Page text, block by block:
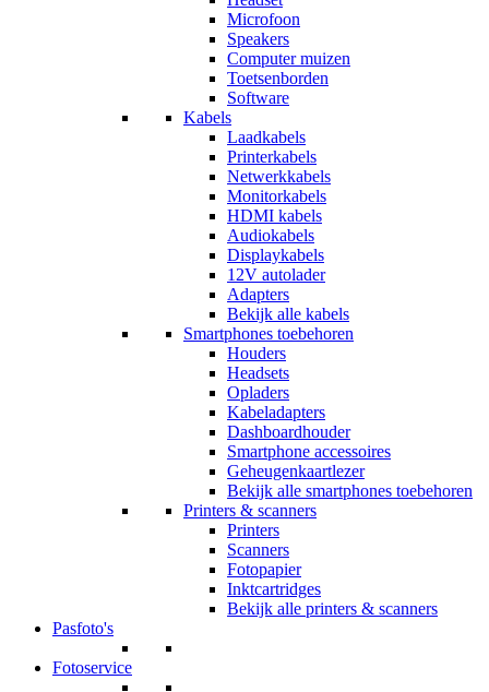
Microfoon
Speakers
Computer muizen
Toetsenborden
Software
Kabels
Laadkabels
Printerkabels
Netwerkkabels
Monitorkabels
HDMI kabels
Audiokabels
Displaykabels
12V autolader
Adapters
Bekijk alle kabels
Smartphones toebehoren
Houders
Headsets
Opladers
Kabeladapters
Dashboardhouder
Smartphone accessoires
Geheugenkaartlezer
Bekijk alle smartphones toebehoren
Printers & scanners
Printers
Scanners
Fotopapier
Inktcartridges
Bekijk alle printers & scanners
Pasfoto's
Fotoservice